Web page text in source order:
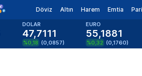
Döviz Altın Harem Emtia
DOLAR
47,7111
%0,18 (0,0857)
EURO
55,1881
%0,32 (0,1760)